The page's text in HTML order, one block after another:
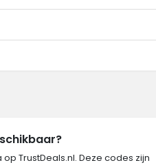
TrustDeals.nl. Deze codes zijn